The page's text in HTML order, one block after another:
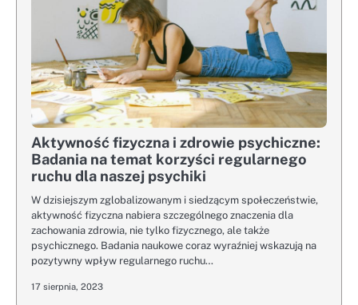
Aktywność fizyczna i zdrowie psychiczne:
Badania na temat korzyści regularnego
ruchu dla naszej psychiki
W dzisiejszym zglobalizowanym i siedzącym społeczeństwie,
aktywność fizyczna nabiera szczególnego znaczenia dla
zachowania zdrowia, nie tylko fizycznego, ale także
psychicznego. Badania naukowe coraz wyraźniej wskazują na
pozytywny wpływ regularnego ruchu…
17 sierpnia, 2023